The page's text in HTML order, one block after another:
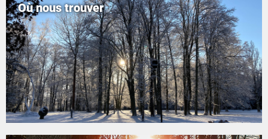
Où nous trouver